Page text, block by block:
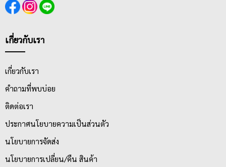
เกี่ยวกับเรา
เกี่ยวกับเรา
คำถามที่พบบ่อย
ติดต่อเรา
ประกาศนโยบายความเป็นส่วนตัว
นโยบายการจัดส่ง
นโยบายการเปลี่ยน/คืน สินค้า